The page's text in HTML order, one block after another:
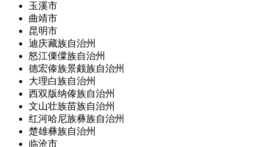
玉溪市
曲靖市
昆明市
迪庆藏族自治州
怒江傈僳族自治州
德宏傣族景颇族自治州
大理白族自治州
西双版纳傣族自治州
文山壮族苗族自治州
红河哈尼族彝族自治州
楚雄彝族自治州
临沧市